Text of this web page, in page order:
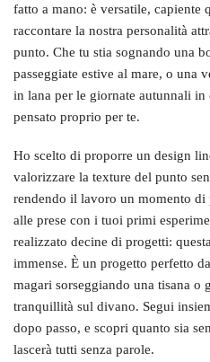
fatto a mano: è versatile, capiente
raccontare la nostra personalità
punto. Che tu stia sognando una
passeggiate estive al mare, o una
in lana per le giornate autunnali in
pensato proprio per te.
Ho scelto di proporre un design
valorizzare la texture del punto
rendendo il lavoro un momento di
alle prese con i tuoi primi
realizzato decine di progetti:
immense. È un progetto perfetto
magari sorseggiando una tisana o
tranquillità sul divano. Segui
dopo passo, e scopri quanto sia
lascerà tutti senza parole.